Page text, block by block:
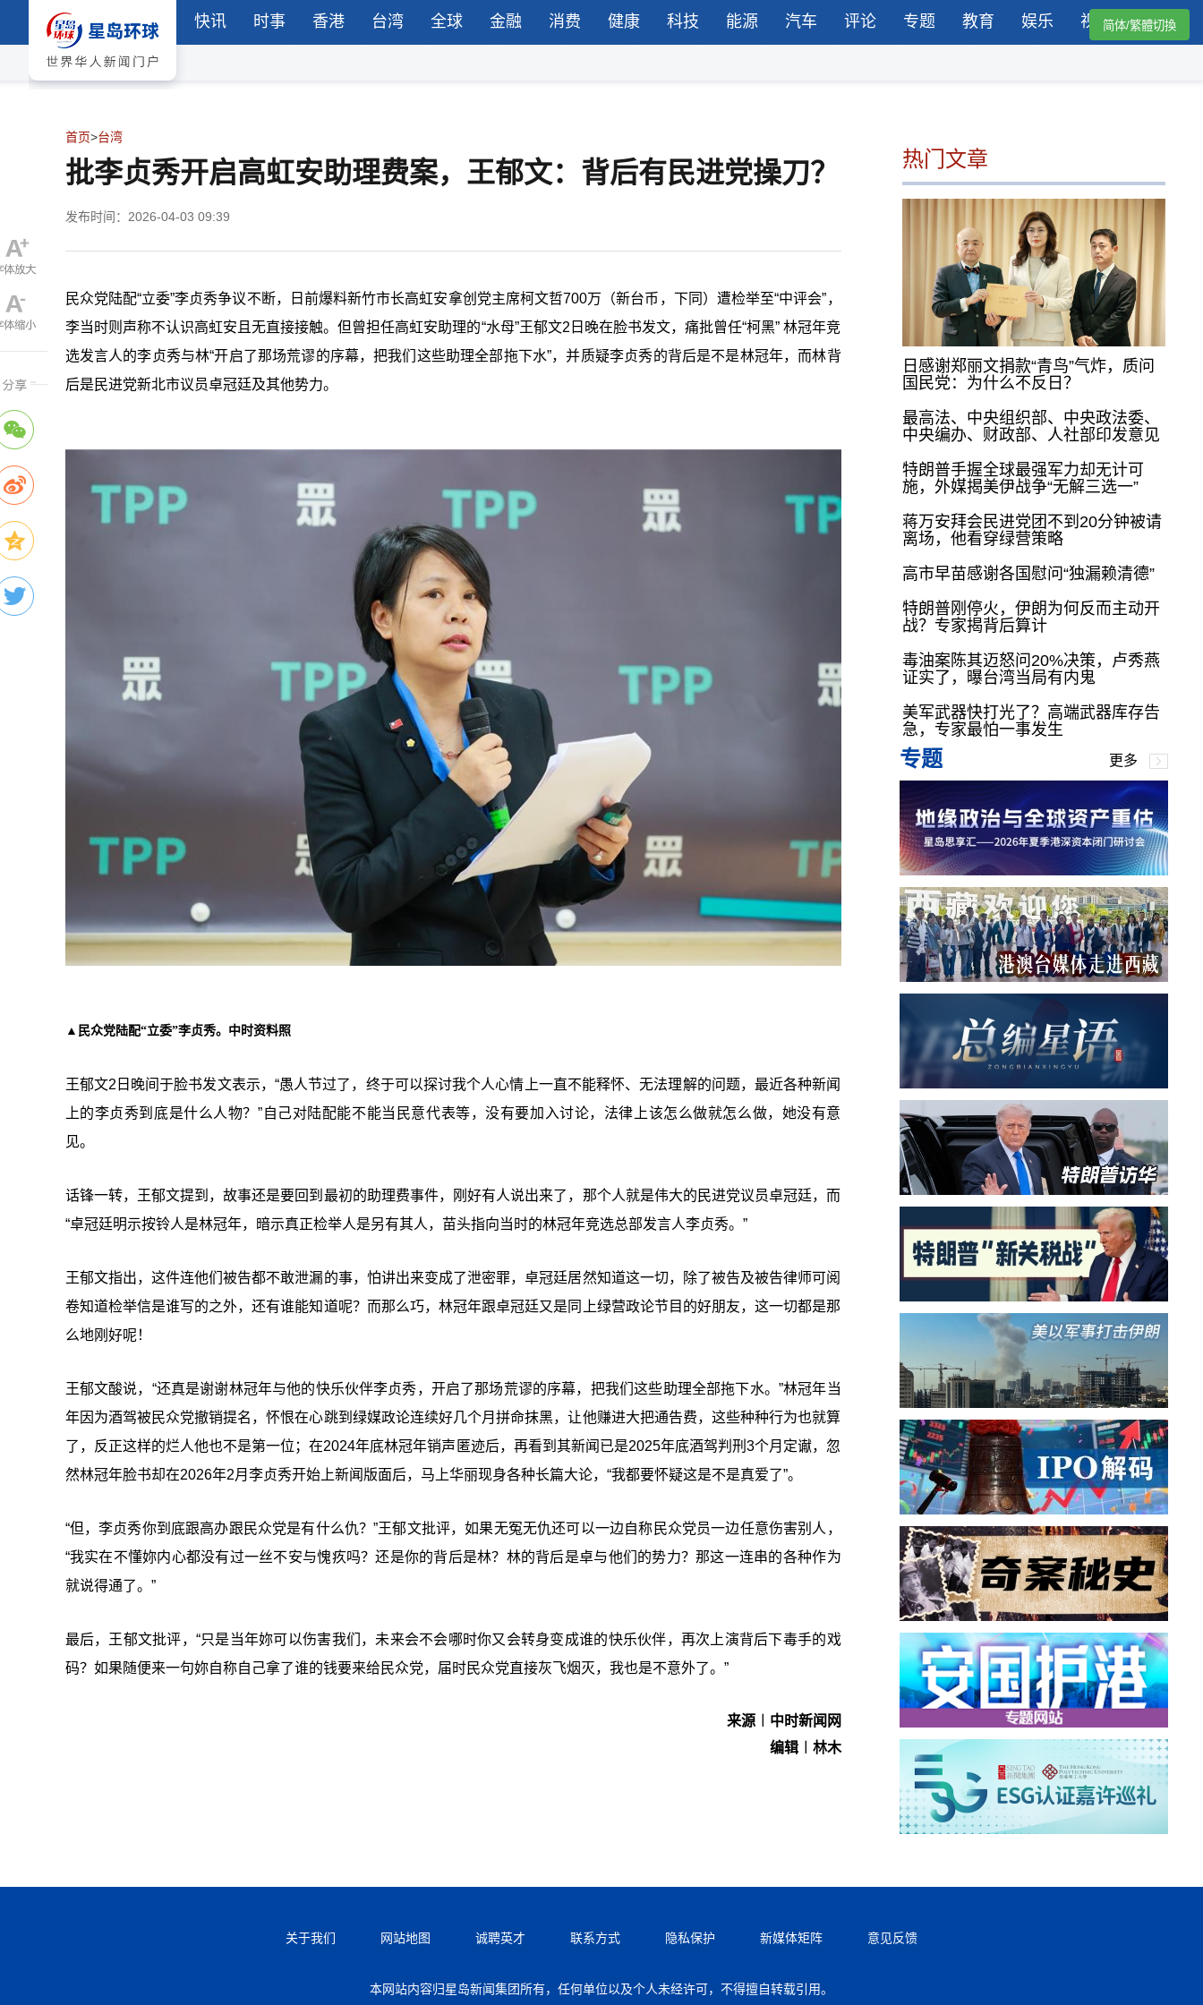
快讯 时事 香港 台湾 全球 金融 消费 健康 科技 能源 汽车 评论 专题 教育 娱乐 视频简体/繁體切換
首页>台湾
批李贞秀开启高虹安助理费案，王郁文：背后有民进党操刀？
发布时间：2026-04-03 09:39
民众党陆配“立委”李贞秀争议不断，日前爆料新竹市长高虹安拿创党主席柯文哲700万（新台币，下同）遭检举至“中评会”，
李当时则声称不认识高虹安且无直接接触。但曾担任高虹安助理的“水母”王郁文2日晚在脸书发文，痛批曾任“柯黑” 林冠年竞
选发言人的李贞秀与林“开启了那场荒谬的序幕，把我们这些助理全部拖下水”，并质疑李贞秀的背后是不是林冠年，而林背
后是民进党新北市议员卓冠廷及其他势力。
▲民众党陆配“立委”李贞秀。中时资料照
王郁文2日晚间于脸书发文表示，“愚人节过了，终于可以探讨我个人心情上一直不能释怀、无法理解的问题，最近各种新闻
上的李贞秀到底是什么人物？”自己对陆配能不能当民意代表等，没有要加入讨论，法律上该怎么做就怎么做，她没有意
见。
话锋一转，王郁文提到，故事还是要回到最初的助理费事件，刚好有人说出来了，那个人就是伟大的民进党议员卓冠廷，而
“卓冠廷明示按铃人是林冠年，暗示真正检举人是另有其人，苗头指向当时的林冠年竞选总部发言人李贞秀。”
王郁文指出，这件连他们被告都不敢泄漏的事，怕讲出来变成了泄密罪，卓冠廷居然知道这一切，除了被告及被告律师可阅
卷知道检举信是谁写的之外，还有谁能知道呢？而那么巧，林冠年跟卓冠廷又是同上绿营政论节目的好朋友，这一切都是那
么地刚好呢！
王郁文酸说，“还真是谢谢林冠年与他的快乐伙伴李贞秀，开启了那场荒谬的序幕，把我们这些助理全部拖下水。”林冠年当
年因为酒驾被民众党撤销提名，怀恨在心跳到绿媒政论连续好几个月拼命抹黑，让他赚进大把通告费，这些种种行为也就算
了，反正这样的烂人他也不是第一位；在2024年底林冠年销声匿迹后，再看到其新闻已是2025年底酒驾判刑3个月定谳，忽
然林冠年脸书却在2026年2月李贞秀开始上新闻版面后，马上华丽现身各种长篇大论，“我都要怀疑这是不是真爱了”。
“但，李贞秀你到底跟高办跟民众党是有什么仇？”王郁文批评，如果无冤无仇还可以一边自称民众党员一边任意伤害别人，
“我实在不懂妳内心都没有过一丝不安与愧疚吗？还是你的背后是林？林的背后是卓与他们的势力？那这一连串的各种作为
就说得通了。”
最后，王郁文批评，“只是当年妳可以伤害我们，未来会不会哪时你又会转身变成谁的快乐伙伴，再次上演背后下毒手的戏
码？如果随便来一句妳自称自己拿了谁的钱要来给民众党，届时民众党直接灰飞烟灭，我也是不意外了。”
来源︱中时新闻网
编辑︱林木
热门文章
日感谢郑丽文捐款“青鸟”气炸，质问
国民党：为什么不反日？
最高法、中央组织部、中央政法委、
中央编办、财政部、人社部印发意见
特朗普手握全球最强军力却无计可
施，外媒揭美伊战争“无解三选一”
蒋万安拜会民进党团不到20分钟被请
离场，他看穿绿营策略
高市早苗感谢各国慰问“独漏赖清德”
特朗普刚停火，伊朗为何反而主动开
战？专家揭背后算计
毒油案陈其迈怒问20%决策，卢秀燕
证实了，曝台湾当局有内鬼
美军武器快打光了？高端武器库存告
急，专家最怕一事发生
专题 更多
关于我们 网站地图 诚聘英才 联系方式 隐私保护 新媒体矩阵 意见反馈
本网站内容归星岛新闻集团所有，任何单位以及个人未经许可，不得擅自转载引用。